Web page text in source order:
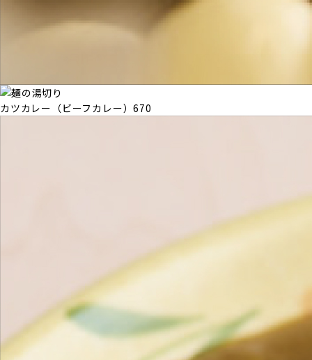
カツカレー（ビーフカレー）670